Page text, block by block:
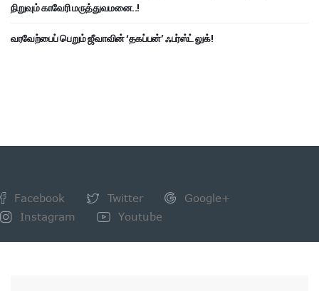
நிறுவும் காவேரி மருத்துவமனை..!
வரவேற்பைப் பெறும் ஜீவாவின் ‘தகப்பன்’ ஃபர்ஸ்ட் லுக்!
Facebook Twitter
Google+
Instagram
Youtube